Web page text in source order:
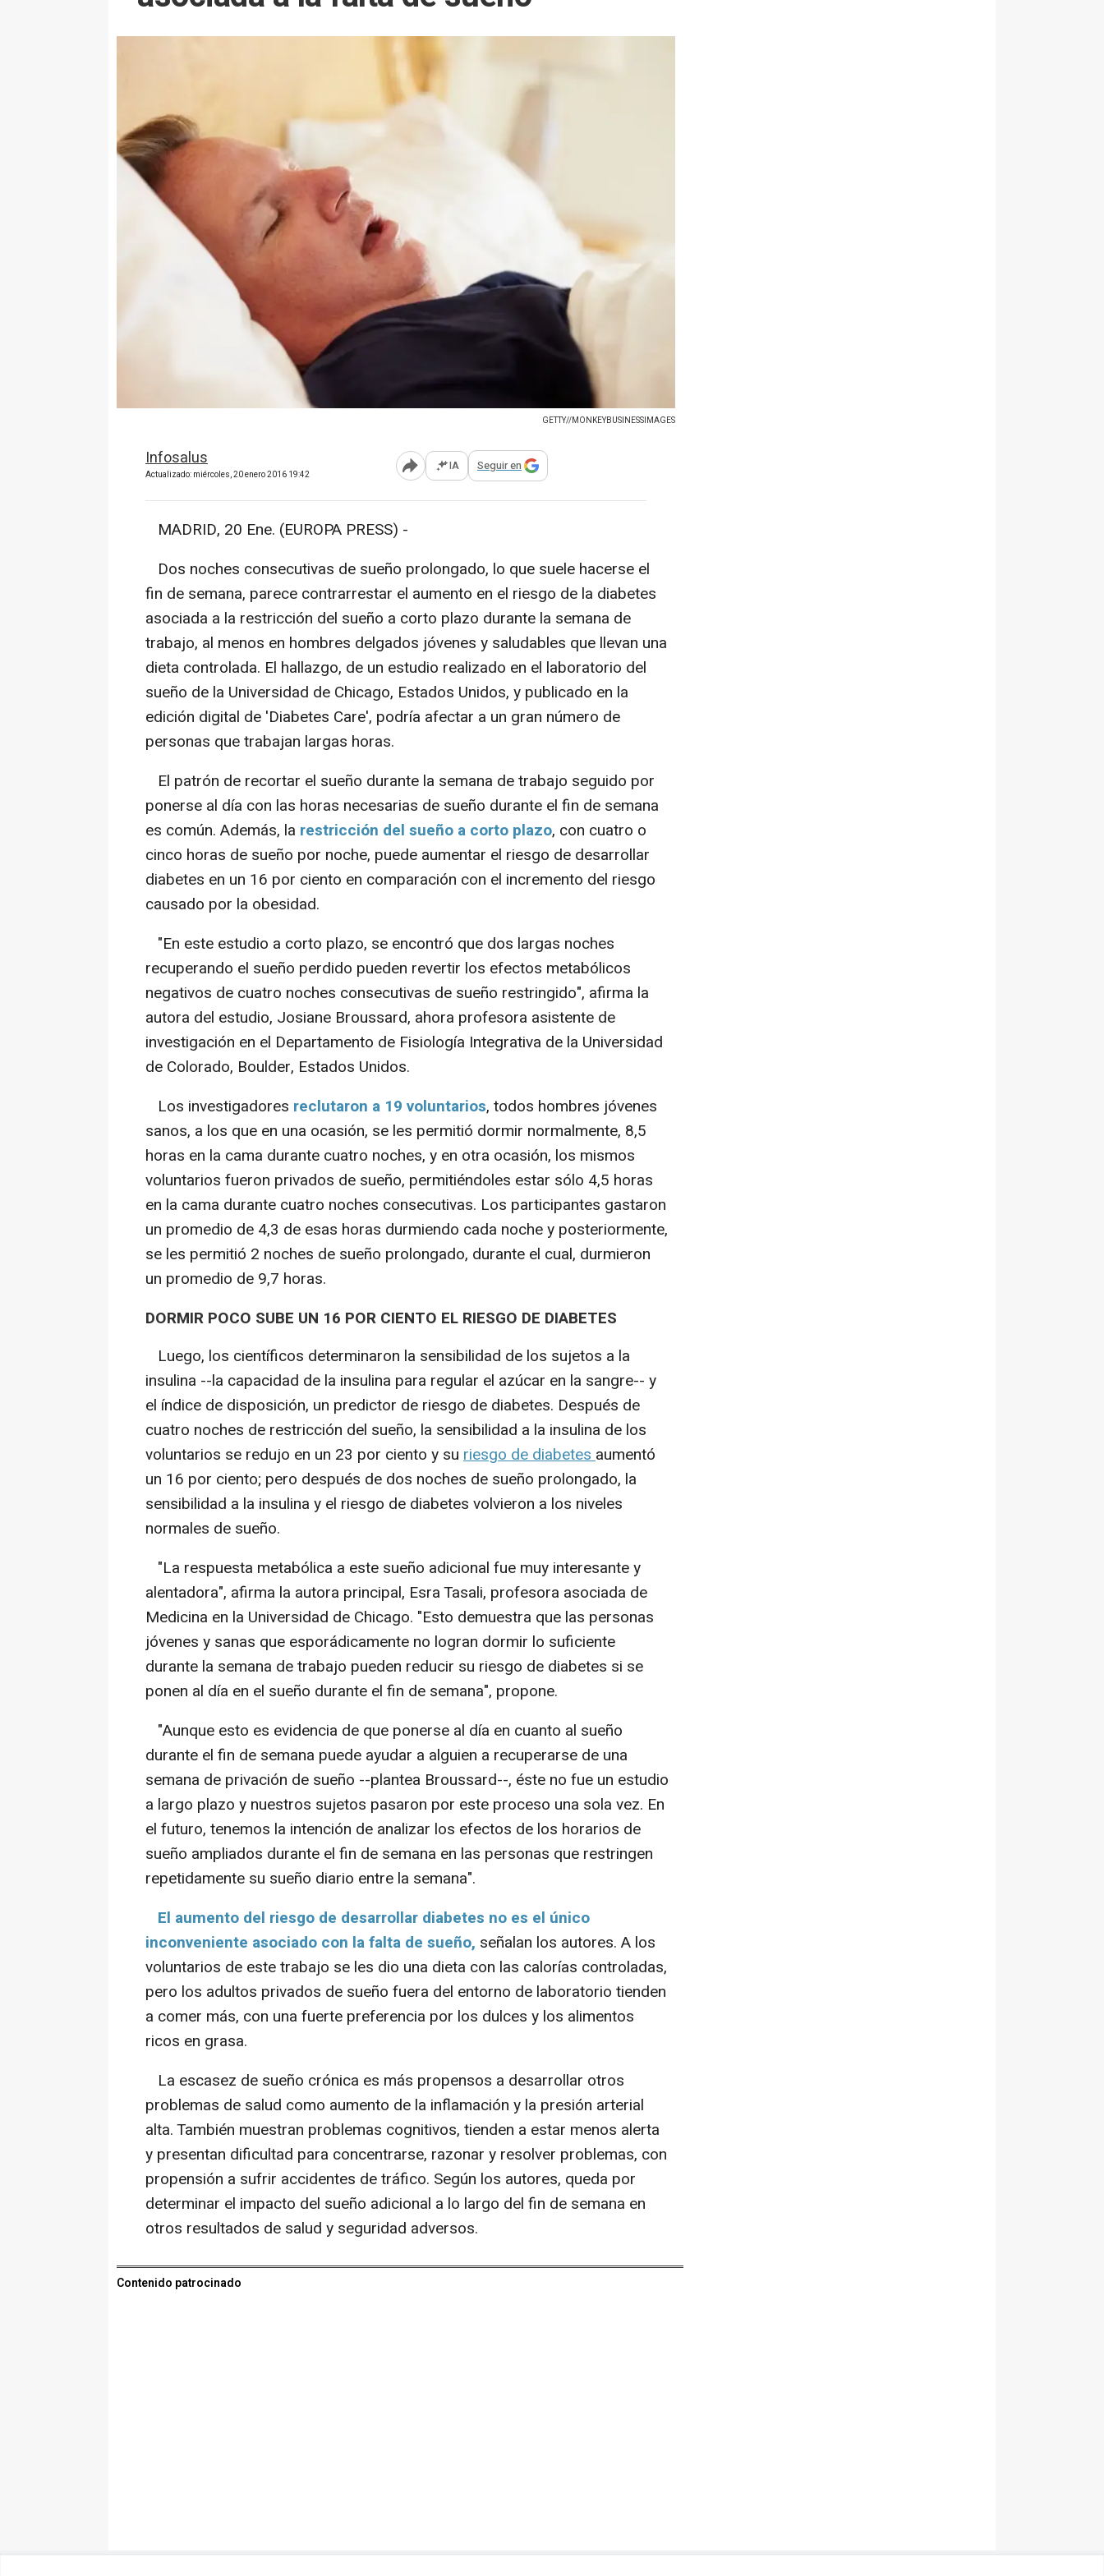
GETTY//MONKEYBUSINESSIMAGES
Infosalus
Actualizado: miércoles, 20 enero 2016 19:42 Abrir opciones para compartir
IA Seguir en
MADRID, 20 Ene. (EUROPA PRESS) -
Dos noches consecutivas de sueño prolongado, lo que suele hacerse el
fin de semana, parece contrarrestar el aumento en el riesgo de la diabetes
asociada a la restricción del sueño a corto plazo durante la semana de
trabajo, al menos en hombres delgados jóvenes y saludables que llevan una
dieta controlada. El hallazgo, de un estudio realizado en el laboratorio del
sueño de la Universidad de Chicago, Estados Unidos, y publicado en la
edición digital de 'Diabetes Care', podría afectar a un gran número de
personas que trabajan largas horas.
El patrón de recortar el sueño durante la semana de trabajo seguido por
ponerse al día con las horas necesarias de sueño durante el fin de semana
es común. Además, la restricción del sueño a corto plazo, con cuatro o
cinco horas de sueño por noche, puede aumentar el riesgo de desarrollar
diabetes en un 16 por ciento en comparación con el incremento del riesgo
causado por la obesidad.
"En este estudio a corto plazo, se encontró que dos largas noches
recuperando el sueño perdido pueden revertir los efectos metabólicos
negativos de cuatro noches consecutivas de sueño restringido", afirma la
autora del estudio, Josiane Broussard, ahora profesora asistente de
investigación en el Departamento de Fisiología Integrativa de la Universidad
de Colorado, Boulder, Estados Unidos.
Los investigadores reclutaron a 19 voluntarios, todos hombres jóvenes
sanos, a los que en una ocasión, se les permitió dormir normalmente, 8,5
horas en la cama durante cuatro noches, y en otra ocasión, los mismos
voluntarios fueron privados de sueño, permitiéndoles estar sólo 4,5 horas
en la cama durante cuatro noches consecutivas. Los participantes gastaron
un promedio de 4,3 de esas horas durmiendo cada noche y posteriormente,
se les permitió 2 noches de sueño prolongado, durante el cual, durmieron
un promedio de 9,7 horas.
DORMIR POCO SUBE UN 16 POR CIENTO EL RIESGO DE DIABETES
Luego, los científicos determinaron la sensibilidad de los sujetos a la
insulina --la capacidad de la insulina para regular el azúcar en la sangre-- y
el índice de disposición, un predictor de riesgo de diabetes. Después de
cuatro noches de restricción del sueño, la sensibilidad a la insulina de los
voluntarios se redujo en un 23 por ciento y su riesgo de diabetesaumentó
un 16 por ciento; pero después de dos noches de sueño prolongado, la
sensibilidad a la insulina y el riesgo de diabetes volvieron a los niveles
normales de sueño.
"La respuesta metabólica a este sueño adicional fue muy interesante y
alentadora", afirma la autora principal, Esra Tasali, profesora asociada de
Medicina en la Universidad de Chicago. "Esto demuestra que las personas
jóvenes y sanas que esporádicamente no logran dormir lo suficiente
durante la semana de trabajo pueden reducir su riesgo de diabetes si se
ponen al día en el sueño durante el fin de semana", propone.
"Aunque esto es evidencia de que ponerse al día en cuanto al sueño
durante el fin de semana puede ayudar a alguien a recuperarse de una
semana de privación de sueño --plantea Broussard--, éste no fue un estudio
a largo plazo y nuestros sujetos pasaron por este proceso una sola vez. En
el futuro, tenemos la intención de analizar los efectos de los horarios de
sueño ampliados durante el fin de semana en las personas que restringen
repetidamente su sueño diario entre la semana".
El aumento del riesgo de desarrollar diabetes no es el único
inconveniente asociado con la falta de sueño, señalan los autores. A los
voluntarios de este trabajo se les dio una dieta con las calorías controladas,
pero los adultos privados de sueño fuera del entorno de laboratorio tienden
a comer más, con una fuerte preferencia por los dulces y los alimentos
ricos en grasa.
La escasez de sueño crónica es más propensos a desarrollar otros
problemas de salud como aumento de la inflamación y la presión arterial
alta. También muestran problemas cognitivos, tienden a estar menos alerta
y presentan dificultad para concentrarse, razonar y resolver problemas, con
propensión a sufrir accidentes de tráfico. Según los autores, queda por
determinar el impacto del sueño adicional a lo largo del fin de semana en
otros resultados de salud y seguridad adversos.
Contenido patrocinado